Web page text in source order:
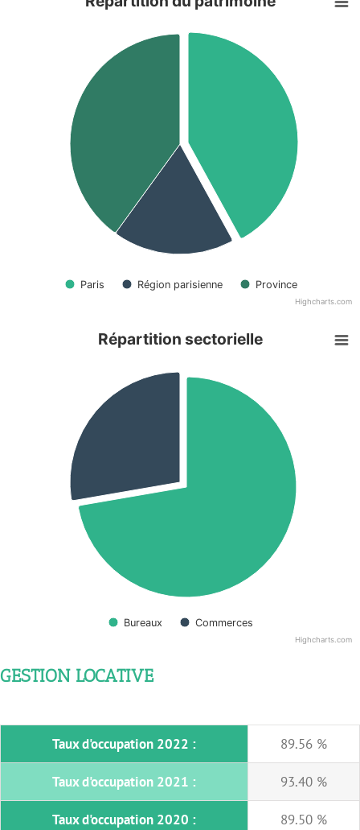
Paris Région parisienne Province
Highcharts.com
Répartition sectorielle
Bureaux Commerces
Highcharts.com
GESTION LOCATIVE
Taux d'occupation 2022 : 89.56 %
Taux d'occupation 2021 : 93.40 %
Taux d'occupation 2020 : 89.50 %